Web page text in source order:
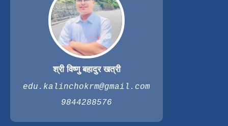
श्री विष्णु बहादुर खत्री
edu.kalinchokrm@gmail.com
9844288576